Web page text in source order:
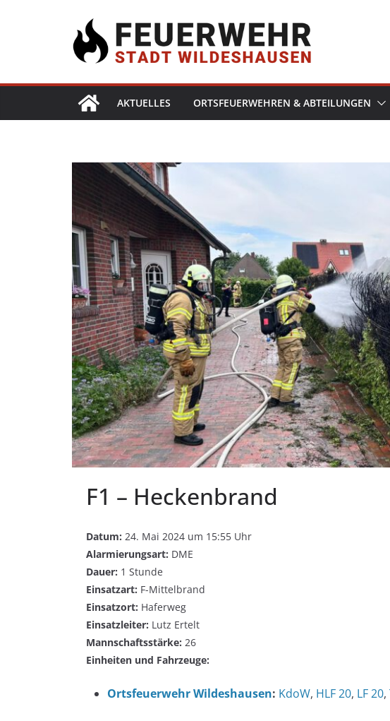
AKTUELLES ORTSFEUERWEHREN & ABTEILUNGEN
F1 – Heckenbrand
Datum: 24. Mai 2024 um 15:55 Uhr
Alarmierungsart: DME
Dauer: 1 Stunde
Einsatzart: F-Mittelbrand
Einsatzort: Haferweg
Einsatzleiter: Lutz Ertelt
Mannschaftsstärke: 26
Einheiten und Fahrzeuge:
Ortsfeuerwehr Wildeshausen: KdoW, HLF 20, LF 20,